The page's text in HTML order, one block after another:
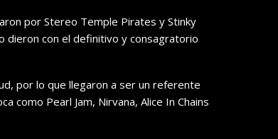
por Stereo Temple Pirates y Stinky
dieron con el definitivo y consagratorio
por lo que llegaron a ser un referente
como Pearl Jam, Nirvana, Alice In Chains